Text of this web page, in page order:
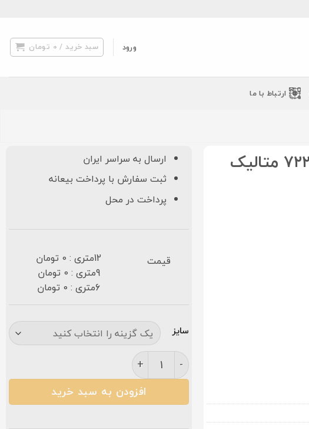
ورود سبد خرید / 0 تومان
ارتباط با ما
ارسال به سراسر ایران
ثبت سفارش با پرداخت بیعانه
پرداخت در محل
قیمت
12متری : 0 تومان
9متری : 0 تومان
6متری : 0 تومان
سایز
فرش مشهد ۷۰۰ شانه کد ۷۲۲۲۵۷ متالیک عدد
افزودن به سبد خرید